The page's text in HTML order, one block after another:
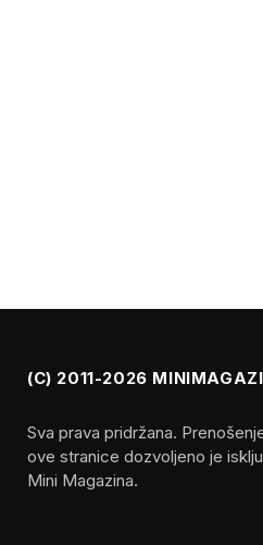
(C) 2011-2026
Sva prava pridržana.
ove stranice dozvoljeno je
Mini Magazina.